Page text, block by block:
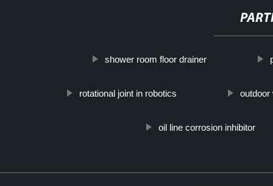
shower room floor drainer
rotational joint in robotics outdoor
oil line corrosion inhibitor